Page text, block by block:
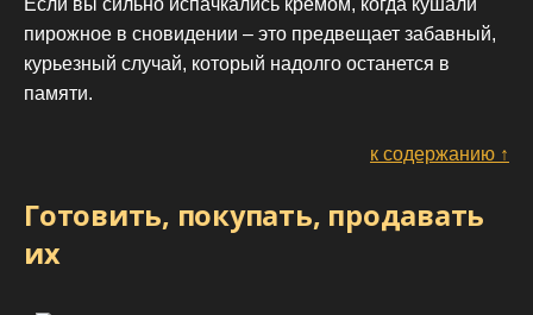
Если вы сильно испачкались кремом, когда кушали
пирожное в сновидении – это предвещает забавный,
курьезный случай, который надолго останется в
памяти.
к содержанию ↑
Готовить, покупать, продавать
их